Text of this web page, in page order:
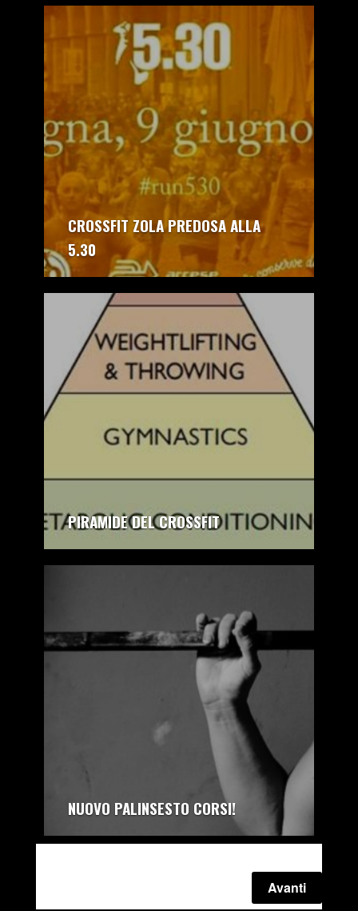
autore:CrossFit Zola Predosa
CROSSFIT ZOLA PREDOSA ALLA
5.30
autore:CrossFit Zola Predosa
PIRAMIDE DEL CROSSFIT
autore:CrossFit Zola Predosa
NUOVO PALINSESTO CORSI!
Avanti